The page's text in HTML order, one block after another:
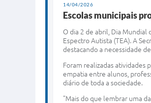
14/04/2026
Escolas municipais
O dia 2 de abril, Dia Mundial
Espectro Autista (TEA). A
destacando a necessidade
Foram realizadas atividades
empatia entre alunos,
diário de toda a sociedade.
"Mais do que lembrar uma